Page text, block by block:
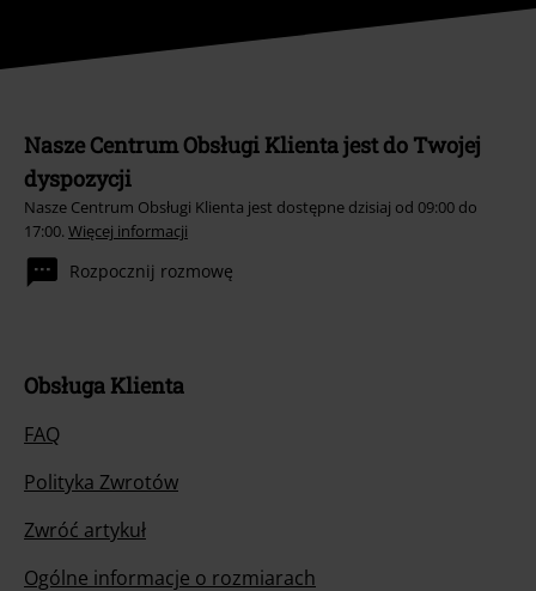
Nasze Centrum Obsługi Klienta jest do Twojej
dyspozycji
Nasze Centrum Obsługi Klienta jest dostępne dzisiaj od 09:00 do
17:00. Więcej informacji
Rozpocznij rozmowę
Obsługa Klienta
FAQ
Polityka Zwrotów
Zwróć artykuł
Ogólne informacje o rozmiarach